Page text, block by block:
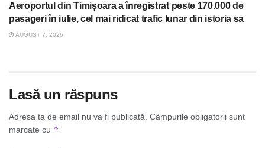
Aeroportul din Timișoara a înregistrat peste 170.000 de
pasageri în iulie, cel mai ridicat trafic lunar din istoria sa
AUGUST 7, 2026
Lasă un răspuns
Adresa ta de email nu va fi publicată. Câmpurile obligatorii sunt
marcate cu *